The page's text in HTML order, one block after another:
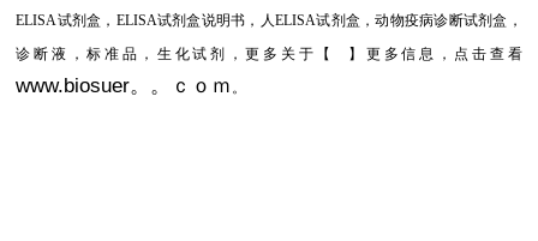
ELISA试剂盒，ELISA试剂盒说明书，人ELISA试剂盒，动物疫病诊断试剂盒，
诊断液，标准品，生化试剂，更多关于【
】更多信息，点击查看
www.biosuer。。ｃｏｍ 。